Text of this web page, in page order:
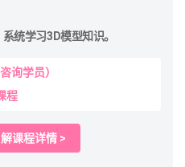
统学习3D模型知识。
询学员）
程
课程详情 >